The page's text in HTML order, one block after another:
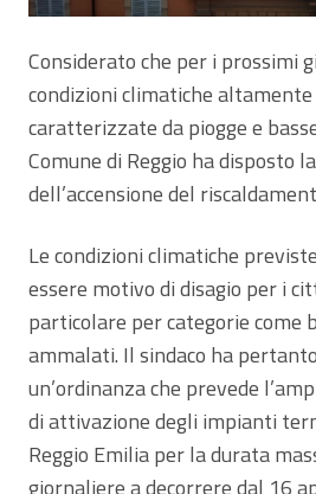
Considerato che per i prossimi
condizioni climatiche
caratterizzate da piogge e
Comune di Reggio ha disposto
dell’accensione del
Le condizioni climatiche
essere motivo di disagio per i
particolare per categorie come
ammalati. Il sindaco ha
un’ordinanza che prevede
di attivazione degli impianti
Reggio Emilia per la durata
giornaliere a decorrere dal 16